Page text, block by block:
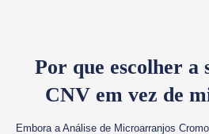
Por que escolher a
CNV em vez de
Embora a Análise de Microarranjos